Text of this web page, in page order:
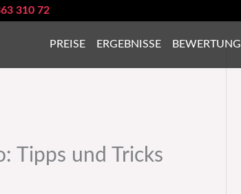
310 72
PREISE ERGEBNISSE
Tipps und Tricks